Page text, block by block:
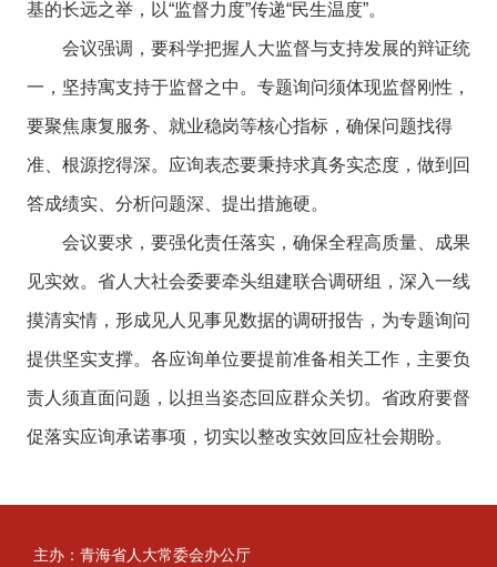
基的长远之举，以“监督力度”传递“民生温度”。
会议强调，要科学把握人大监督与支持发展的辩证统
一，坚持寓支持于监督之中。专题询问须体现监督刚性，
要聚焦康复服务、就业稳岗等核心指标，确保问题找得
准、根源挖得深。应询表态要秉持求真务实态度，做到回
答成绩实、分析问题深、提出措施硬。
会议要求，要强化责任落实，确保全程高质量、成果
见实效。省人大社会委要牵头组建联合调研组，深入一线
摸清实情，形成见人见事见数据的调研报告，为专题询问
提供坚实支撑。各应询单位要提前准备相关工作，主要负
责人须直面问题，以担当姿态回应群众关切。省政府要督
促落实应询承诺事项，切实以整改实效回应社会期盼。
主办：青海省人大常委会办公厅